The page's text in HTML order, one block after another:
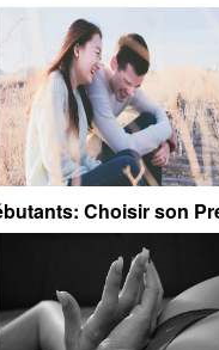
Choisir son